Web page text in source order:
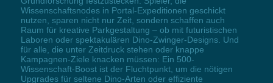
Wissenschaftsnodes in Portal-Expeditionen geschickt
nutzen, sparen nicht nur Zeit, sondern schaffen auch
Raum für kreative Parkgestaltung – ob mit futuristischen
Laboren oder spektakulären Dino-Zwinger-Designs. Und
für alle, die unter Zeitdruck stehen oder knappe
Kampagnen-Ziele knacken müssen: Ein 500-
Wissenschaft-Boost ist der Fluchtpunkt, um die nötigen
Upgrades für seltene Dino-Arten oder effiziente